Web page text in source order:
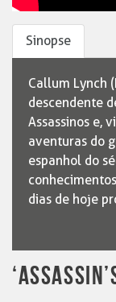
Sinopse
Callum Lynch
descendente
Assassinos e,
aventuras do
espanhol do
dias de hoje